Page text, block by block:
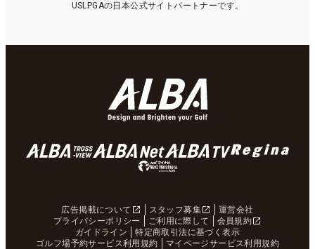
USLPGAの日本公式サイトパートナーです。
広告掲載について スタッフ募集
運営会社
プライバシーポリシー
ご利用に際して
会員規約
ガイドライン
特定商取引法に基づく表示
ゴルフ場予約サービス利用規約
マイページサービス利用規約